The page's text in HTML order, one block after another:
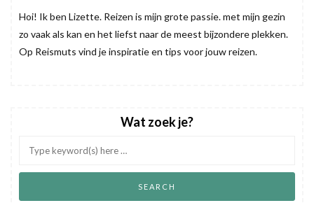
Hoi! Ik ben Lizette. Reizen is mijn grote passie. met mijn gezin
zo vaak als kan en het liefst naar de meest bijzondere plekken.
Op Reismuts vind je inspiratie en tips voor jouw reizen.
Wat zoek je?